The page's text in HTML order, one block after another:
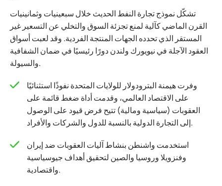
تشكّل نموذج تجارة النفط الحديث خلال سبعينيات وثمانينيات
القرن الماضي كآلية لمنع تجزئة السوق والتخلي عن التسعير غير
المستقر الذي تحدده الجهات المنتجة الفردية. وقد لعبت أسواق
العقود الآجلة في نيويورك ولندن دورًا رئيسيًا في ضمان الشفافية
والسيولة.
وفرت هيمنة البترودولار للولايات المتحدة نفوذًا استثنائيًا
على الاقتصاد العالمي، وقدمت أداة ضغط قائمة على
العقوبات (سياسية ومالية) تتيح فرض قيود على الوصول
إلى التجارة الدولية بالنسبة للدول والشركات والأفراد.
استخدمت واشنطن بنشاط آليات العقوبات ضد إيران
وفنزويلا وروسيا والصين لتحقيق أهداف جيوسياسية
واقتصادية.